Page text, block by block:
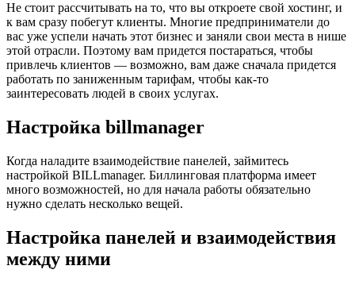
Не стоит рассчитывать на то, что вы откроете свой хостинг, и
к вам сразу побегут клиенты. Многие предприниматели до
вас уже успели начать этот бизнес и заняли свои места в нише
этой отрасли. Поэтому вам придется постараться, чтобы
привлечь клиентов — возможно, вам даже сначала придется
работать по заниженным тарифам, чтобы как-то
заинтересовать людей в своих услугах.
Настройка billmanager
Когда наладите взаимодействие панелей, займитесь
настройкой BILLmanager. Биллинговая платформа имеет
много возможностей, но для начала работы обязательно
нужно сделать несколько вещей.
Настройка панелей и взаимодействия
между ними